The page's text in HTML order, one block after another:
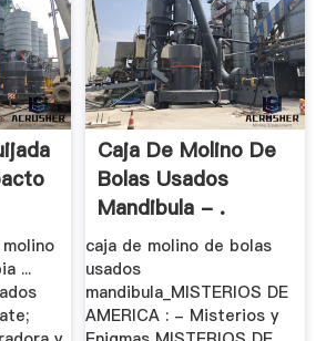
...
Caja De Molino De
Bolas Usados
Mandibula - .
caja de molino de bolas
usados
mandibula_MISTERIOS DE
AMERICA : - Misterios y